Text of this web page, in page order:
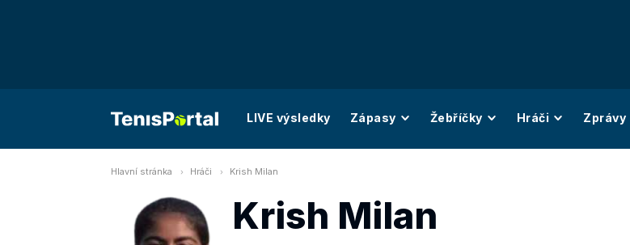
LIVE výsledky Zápasy Žebříčky Hráči Zprávy
Hlavní stránka Hráči Krish Milan
Krish Milan